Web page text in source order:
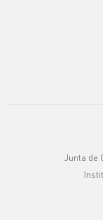
Junta de